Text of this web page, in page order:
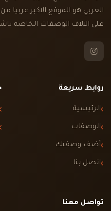
العربي هو الموقع الاكبر
على الالاف الوصفات الخاصه
روابط سريعة
الرئيسية
الوصفات
أضف وصفتك
اتصل بنا
تواصل معنا